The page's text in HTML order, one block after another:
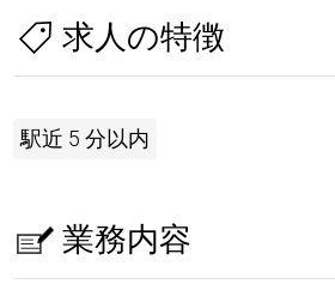
求人の特徴
駅近 5 分以内
業務内容